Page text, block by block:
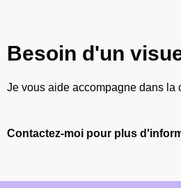
Besoin d'un
Je vous aide accompagne dans la
Contactez-moi pour plus